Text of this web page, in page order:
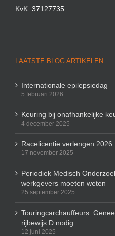
KvK: 37127735
LAATSTE BLOG ARTIKELEN
Internationale epilepsiedag
5 februari 2026
Keuring bij onafhankelijke
4 december 2025
Racelicentie verlengen 2026
17 november 2025
Periodiek Medisch
werkgevers moeten weten
25 september 2025
Touringcarchauffeurs:
rijbewijs D nodig
12 juni 2025